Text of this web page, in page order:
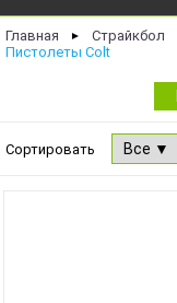
Главная ► Страйкбол
Пистолеты Colt
Сортировать